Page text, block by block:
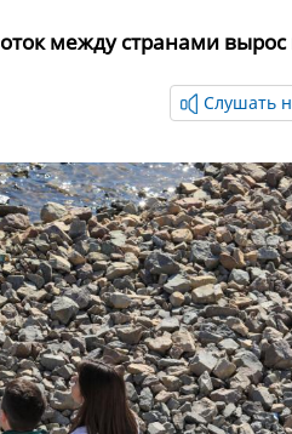
между странами вырос
Слушать